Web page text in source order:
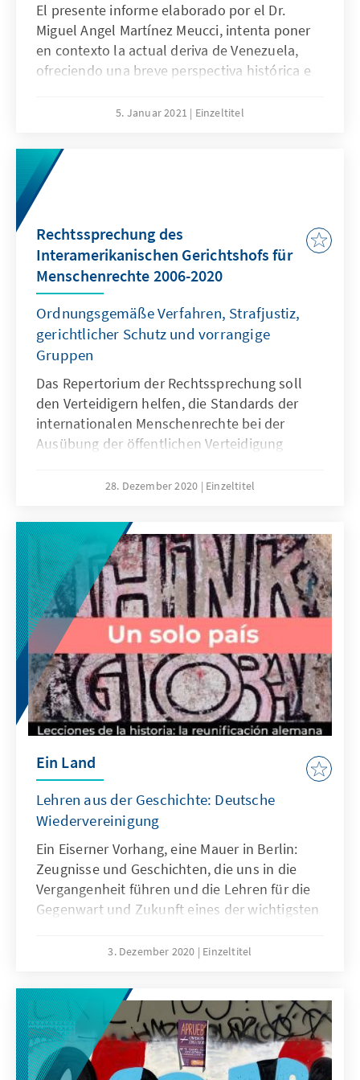
El presente informe elaborado por el Dr.
Miguel Angel Martínez Meucci, intenta poner
en contexto la actual deriva de Venezuela,
ofreciendo una breve perspectiva histórica e
conflictividad, explicando cómo surgieron,
actores tanto internos como externos–,
cuáles han sido los resultados de dichas
gestiones y qué tipo de aspectos deberían ser
nuevo enfoque de gestión multilateral de la
cuestión venezolana.
5. Januar 2021 Einzeltitel
Rechtssprechung des
Interamerikanischen Gerichtshofs für
Menschenrechte 2006-2020
Ordnungsgemäße Verfahren, Strafjustiz,
gerichtlicher Schutz und vorrangige
Gruppen
Das Repertorium der Rechtssprechung soll
den Verteidigern helfen, die Standards der
internationalen Menschenrechte bei der
Ausübung der öffentlichen Verteidigung
internationalen Verpflichtungen, die von Chile
derzeit in Kraft sind.
28. Dezember 2020 Einzeltitel
Ein Land
Lehren aus der Geschichte: Deutsche
Wiedervereinigung
Ein Eiserner Vorhang, eine Mauer in Berlin:
Zeugnisse und Geschichten, die uns in die
Vergangenheit führen und die Lehren für die
Gegenwart und Zukunft eines der wichtigsten
3. Dezember 2020 Einzeltitel